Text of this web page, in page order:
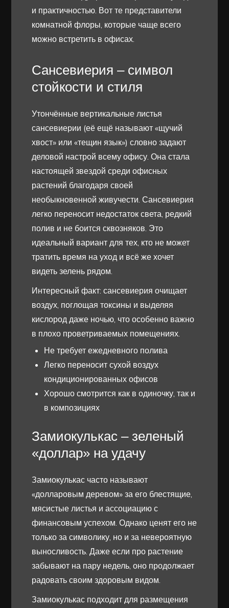
и практичностью. Вот те представители
комнатной флоры, которые чаще всего
можно встретить в офисах.
Сансевиерия – символ
стойкости и стиля
Утончённые вертикальные листья
сансевиерии (её ещё называют «щучий
хвост» или «тещин язык») словно задают
деловой настрой всему офису. Она стала
настоящей звездой среди офисных
растений благодаря своей
необыкновенной живучести. Сансевиерия
легко переносит недостаток света, редкий
полив и не боится сквозняков. Это
идеальный вариант для тех, кто не может
тратить время на уход и всё же хочет
видеть зелень рядом.
Интересный факт: сансевиерия очищает
воздух, поглощая токсины и выделяя
кислород даже ночью, что особенно важно
в плохо проветриваемых помещениях.
Не требует ежедневного полива
Легко переносит сухой воздух
кондиционированных офисов
Хорошо смотрится как в одиночку, так и
в композициях
Замиокулькас – зеленый
«доллар» на удачу
Замиокулькас часто называют
«долларовым деревом» за его блестящие,
мясистые листья и ассоциацию с
финансовым успехом. Однако ценят его не
только за символику, но и за невероятную
выносливость. Даже если про растение
забывают на пару недель, оно продолжает
радовать своим здоровым видом.
Замиокулькас подходит для размещения